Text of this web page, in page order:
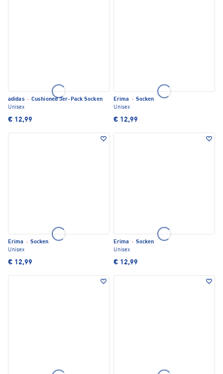
adidas · Cushioned 3er-Pack Socken
Unisex
€ 12,99
Erima · Socken
Unisex
€ 12,99
Erima · Socken
Unisex
€ 12,99
Erima · Socken
Unisex
€ 12,99